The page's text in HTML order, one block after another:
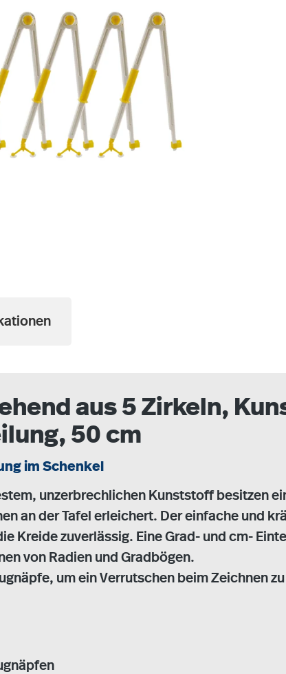
aus 5 Zirkeln,
50 cm
im Schenkel
unzerbrechlichen Kunststoff besitzen
an der Tafel erleichert. Der einfache und
Kreide zuverlässig. Eine Grad- und cm-
von Radien und Gradbögen.
um ein Verrutschen beim Zeichnen